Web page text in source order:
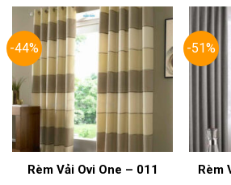
-44%
Rèm Vải Ovi One – 011
-51%
Rèm